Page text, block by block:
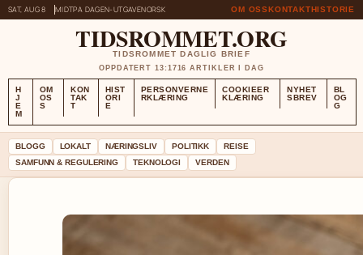
SAT, AUG 8 MIDTPA DAGEN-UTGAVENORSK OM OSSKONTAKTHISTORIE
TIDSROMMET.ORG
TIDSROMMET DAGLIG BRIEF
OPPDATERT 13:1716 ARTIKLER I DAG
H
J
E
M
OM
OS
S
KON
TAK
T
HIST
ORI
E
PERSONVERNE
RKLÆRING
COOKIEER
KLÆRING
NYHET
SBREV
BL
OG
G
BLOGG LOKALT NÆRINGSLIV POLITIKK
REISE
SAMFUNN & REGULERING
TEKNOLOGI VERDEN